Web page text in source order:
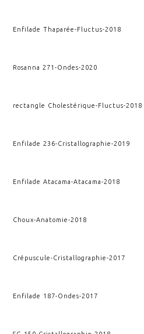
Enfilade Thaparée-Fluctus-2018
Rosanna 271-Ondes-2020
rectangle Cholestérique-Fluctus-2018
Enfilade 236-Cristallographie-2019
Enfilade Atacama-Atacama-2018
Choux-Anatomie-2018
Crépuscule-Cristallographie-2017
Enfilade 187-Ondes-2017